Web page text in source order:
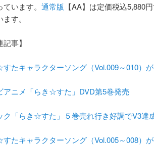
ています。 通常版 【AA】は定価税込5,880
す。
記事】
たキャラクターソング（Vol.009～010）
アニメ「らき☆すた」DVD第5巻発売
ク「らき☆すた」５巻売れ行き好調でV3達
たキャラクターソング（Vol.005～008）